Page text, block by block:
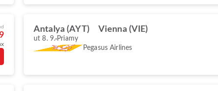
Antalya (AYT) Vienna (VIE)
ut 8. 9. Priamy
Pegasus Airlines